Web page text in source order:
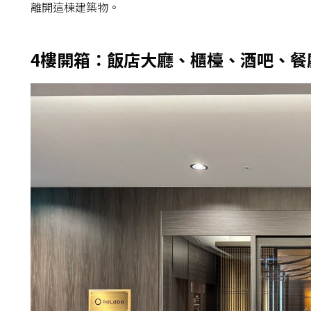
離開這棟建築物。
4樓開箱：飯店大廳、櫃檯、酒吧、